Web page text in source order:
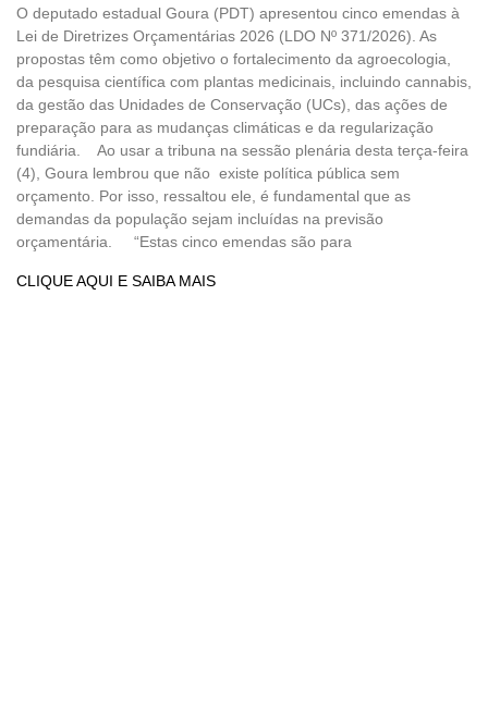
O deputado estadual Goura (PDT) apresentou cinco emendas à
Lei de Diretrizes Orçamentárias 2026 (LDO Nº 371/2026). As
propostas têm como objetivo o fortalecimento da agroecologia,
da pesquisa científica com plantas medicinais, incluindo cannabis,
da gestão das Unidades de Conservação (UCs), das ações de
preparação para as mudanças climáticas e da regularização
fundiária. Ao usar a tribuna na sessão plenária desta terça-feira
(4), Goura lembrou que não existe política pública sem
orçamento. Por isso, ressaltou ele, é fundamental que as
demandas da população sejam incluídas na previsão
orçamentária. “Estas cinco emendas são para
CLIQUE AQUI E SAIBA MAIS